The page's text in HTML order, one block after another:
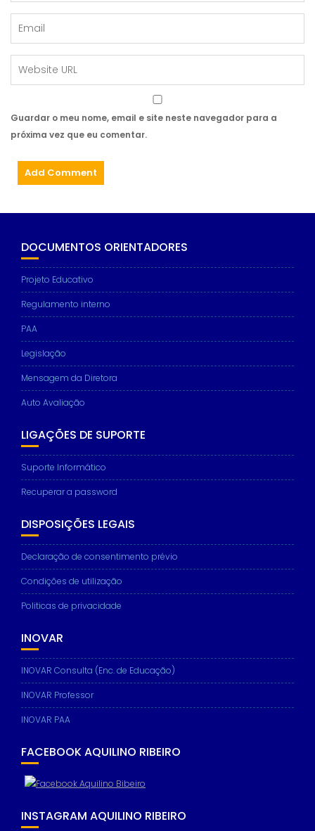
Guardar o meu nome, email e site neste navegador para a
próxima vez que eu comentar.
DOCUMENTOS ORIENTADORES
Projeto Educativo
Regulamento interno
PAA
Legislação
Mensagem da Diretora
Auto Avaliação
LIGAÇÕES DE SUPORTE
Suporte Informático
Recuperar a password
DISPOSIÇÕES LEGAIS
Declaração de consentimento prévio
Condições de utilização
Politicas de privacidade
INOVAR
INOVAR Consulta (Enc. de Educação)
INOVAR Professor
INOVAR PAA
FACEBOOK AQUILINO RIBEIRO
INSTAGRAM AQUILINO RIBEIRO
Necessary
These
cookies are
not
They are
the website
In order for
us to
improve the
website's
functionality
and
based on
how the
website is
used.
Experience
to perform
as well as
possible
during your
visit. If you
refuse these
cookies,
will
from the